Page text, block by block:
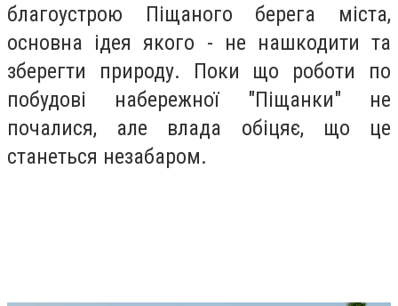
благоустрою Піщаного берега міста,
основна ідея якого - не нашкодити та
зберегти природу. Поки що роботи по
побудові набережної "Піщанки" не
почалися, але влада обіцяє, що це
станеться незабаром.